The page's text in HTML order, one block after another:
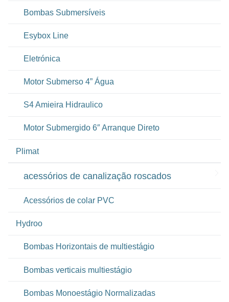
Bombas Submersíveis
Esybox Line
Eletrónica
Motor Submerso 4” Água
S4 Amieira Hidraulico
Motor Submergido 6″ Arranque Direto
Plimat
acessórios de canalização roscados
Acessórios de colar PVC
Hydroo
Bombas Horizontais de multiestágio
Bombas verticais multiestágio
Bombas Monoestágio Normalizadas